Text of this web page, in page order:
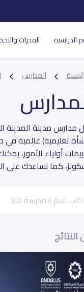
الدراسية القدرات
المدارس
تعليمية) عالمية في
أولياء الأمور.
كما نساعدك على